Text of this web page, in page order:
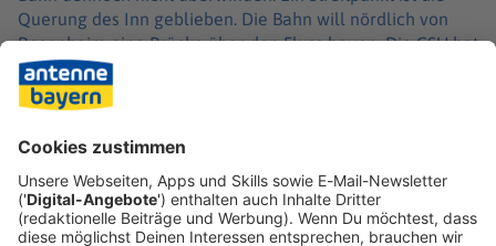
Querung des Inn geblieben. Die Bahn will nördlich von
Rosenheim eine Brücke über den Fluss bauen. Die CSU hat
im Bundestag eine Untertunnelung ins Spiel gebracht, die
laut DB weitere drei Milliarden Euro kosten würde.